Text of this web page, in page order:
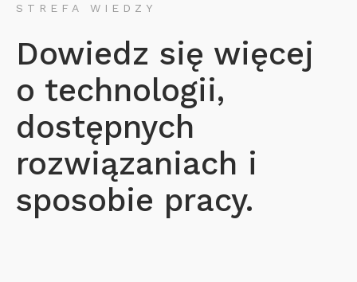
STREFA WIEDZY
Dowiedz się więcej
o technologii,
dostępnych
rozwiązaniach i
sposobie pracy.